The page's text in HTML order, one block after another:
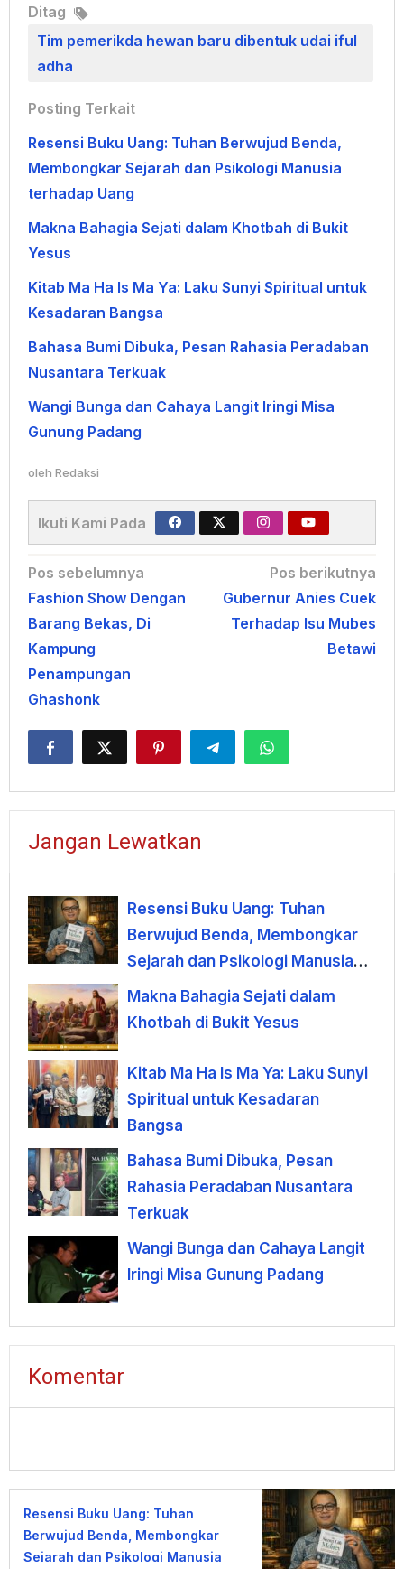
Ditag
Tim pemerikda hewan baru dibentuk udai iful
adha
Posting Terkait
Resensi Buku Uang: Tuhan Berwujud Benda,
Membongkar Sejarah dan Psikologi Manusia
terhadap Uang
Makna Bahagia Sejati dalam Khotbah di Bukit
Yesus
Kitab Ma Ha Is Ma Ya: Laku Sunyi Spiritual untuk
Kesadaran Bangsa
Bahasa Bumi Dibuka, Pesan Rahasia Peradaban
Nusantara Terkuak
Wangi Bunga dan Cahaya Langit Iringi Misa
Gunung Padang
oleh Redaksi
Ikuti Kami Pada
Navigasi
pos
Pos sebelumnya
Fashion Show Dengan
Barang Bekas, Di
Kampung
Penampungan
Ghashonk
Pos berikutnya
Gubernur Anies Cuek
Terhadap Isu Mubes
Betawi
Jangan Lewatkan
Resensi Buku Uang: Tuhan
Berwujud Benda, Membongkar
Sejarah dan Psikologi Manusia
terhadap Uang
Makna Bahagia Sejati dalam
Khotbah di Bukit Yesus
Kitab Ma Ha Is Ma Ya: Laku Sunyi
Spiritual untuk Kesadaran
Bangsa
Bahasa Bumi Dibuka, Pesan
Rahasia Peradaban Nusantara
Terkuak
Wangi Bunga dan Cahaya Langit
Iringi Misa Gunung Padang
Komentar
Resensi Buku Uang: Tuhan
Berwujud Benda, Membongkar
Sejarah dan Psikologi Manusia